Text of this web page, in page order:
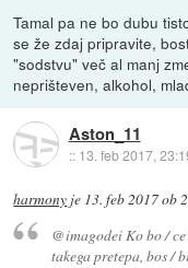
Tamal pa ne bo dubu
se že zdaj pripravite,
"sodstvu" več al manj
neprišteven, alkohol,
Aston_11
:: 13. feb 2017,
harmony je 13. feb 2017 ob
@imagodei Ko bo /
takega pretepa, bos /